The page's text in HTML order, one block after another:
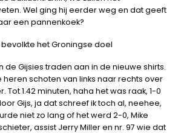
Wel ging hij eerder weg en dat geeft
een pannenkoek?
het Groningse doel
de Gijsies traden aan in de nieuwe shirts.
heren schoten van links naar rechts over
Tot 1.42 minuten, haha het was raak, 1-0
Gijs, ja dat schreef ik toch al, neehee,
niet zo lang of het werd 2-0, Mike
assist Jerry Miller en nr. 97 wie dat